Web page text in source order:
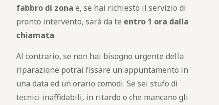
fabbro di zona e, se hai richiesto il servizio di
pronto intervento, sarà da te entro 1 ora dalla
chiamata.
Al contrario, se non hai bisogno urgente della
riparazione potrai fissare un appuntamento in
una data ed un orario comodi. Se sei stufo di
tecnici inaffidabili, in ritardo o che mancano gli